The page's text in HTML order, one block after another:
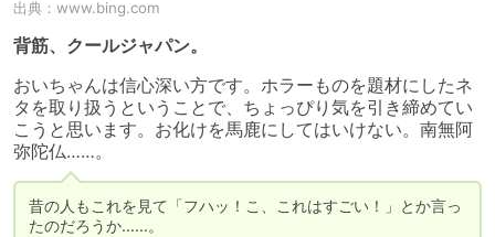
出典： www.bing.com
背筋、クールジャパン。
おいちゃんは信心深い方です。ホラーものを題材にしたネ
タを取り扱うということで、ちょっぴり気を引き締めてい
こうと思います。お化けを馬鹿にしてはいけない。南無阿
弥陀仏……。
昔の人もこれを見て「フハッ！こ、これはすごい！」とか言っ
たのだろうか……。